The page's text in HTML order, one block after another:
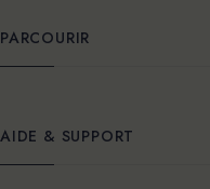
PARCOURIR
AIDE & SUPPORT